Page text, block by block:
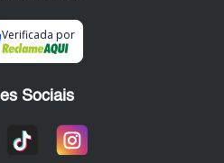
Verificada por
Sociais